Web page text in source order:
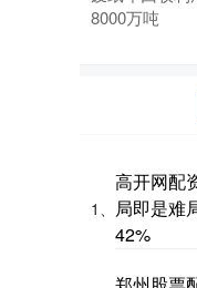
8000万吨
1、
高开网配
局即是难
42%